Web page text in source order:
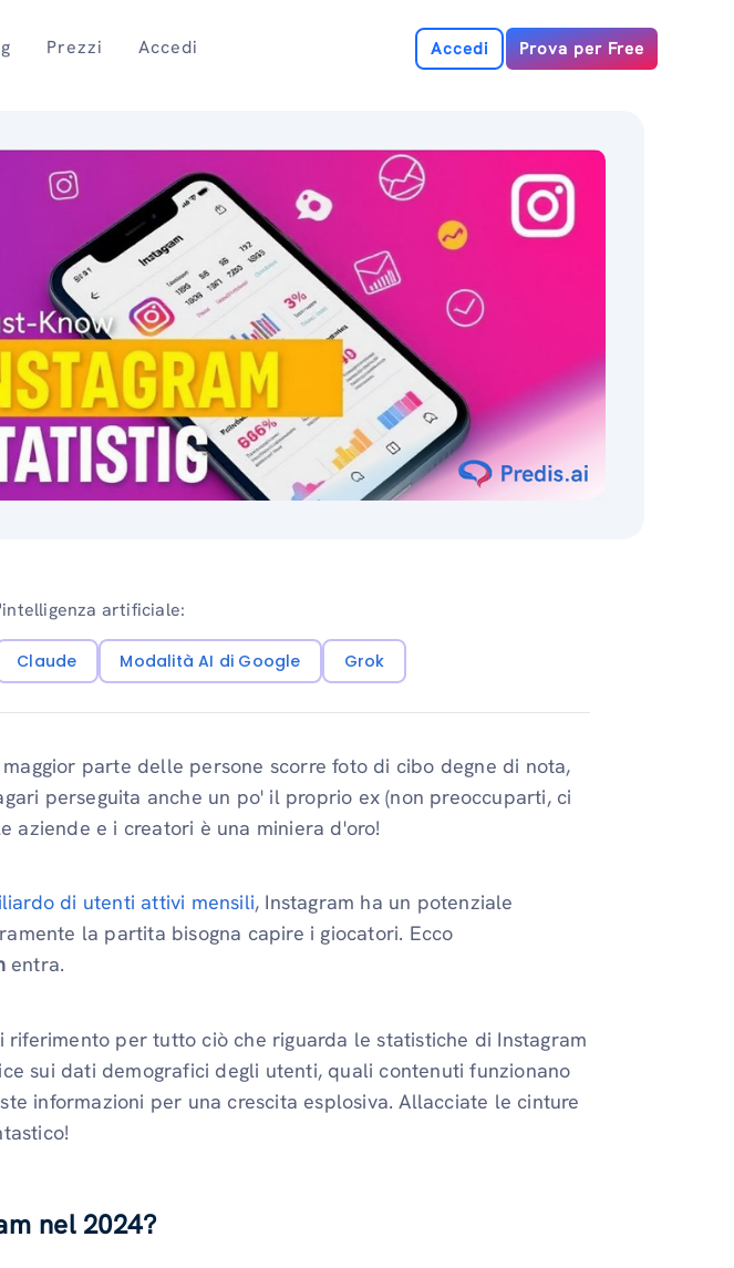
Prezzi Accedi Accedi Prova per Free
artificiale:
Claude Modalità AI di Google Grok
parte delle persone scorre foto di cibo degne di nota,
perseguita anche un po' il proprio ex (non preoccuparti, ci
aziende e i creatori è una miniera d'oro!
di utenti attivi mensili, Instagram ha un potenziale
la partita bisogna capire i giocatori. Ecco
entra.
per tutto ciò che riguarda le statistiche di Instagram
sui dati demografici degli utenti, quali contenuti funzionano
informazioni per una crescita esplosiva. Allacciate le cinture
nel 2024?